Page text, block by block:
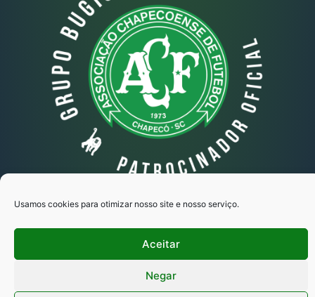
Usamos cookies para otimizar nosso site e nosso serviço.
Aceitar
Negar
Grupo Bugio © Todos os direitos reservados
Copyright 2025 - Desenvolvido por Ipse
Marketing Estratégico